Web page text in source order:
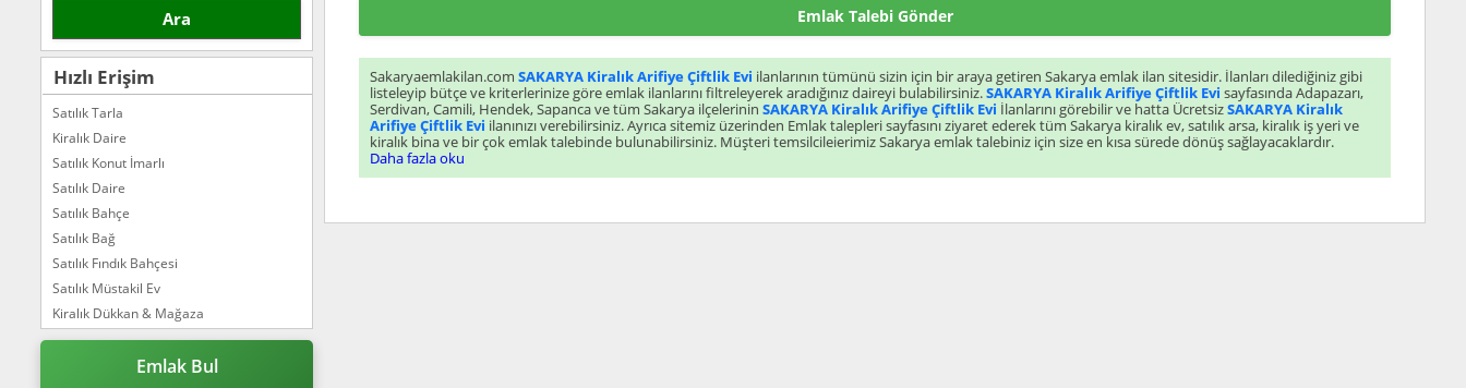
Ara
Hızlı Erişim
Satılık Tarla
Kiralık Daire
Satılık Konut İmarlı
Satılık Daire
Satılık Bahçe
Satılık Bağ
Satılık Fındık Bahçesi
Satılık Müstakil Ev
Kiralık Dükkan & Mağaza
Kiralık Büro & Ofis
Satılık BungalovEmlak Bul
Emlak Talebi Gönder
Sakaryaemlakilan.com SAKARYA Kiralık Arifiye Çiftlik Evi ilanlarının tümünü sizin için bir araya getiren Sakarya emlak ilan sitesidir. İlanları dilediğiniz gibi
listeleyip bütçe ve kriterlerinize göre emlak ilanlarını filtreleyerek aradığınız daireyi bulabilirsiniz.SAKARYA Kiralık Arifiye Çiftlik Evi sayfasında Adapazarı,
Serdivan, Camili, Hendek, Sapanca ve tüm Sakarya ilçelerinin SAKARYA Kiralık Arifiye Çiftlik Evi İlanlarını görebilir ve hatta ÜcretsizSAKARYA Kiralık
Arifiye Çiftlik Evi ilanınızı verebilirsiniz. Ayrıca sitemiz üzerinden Emlak talepleri sayfasını ziyaret ederek tüm Sakarya kiralık ev, satılık arsa, kiralık iş yeri ve
kiralık bina ve bir çok emlak talebinde bulunabilirsiniz. Müşteri temsilcileierimiz Sakarya emlak talebiniz için size en kısa sürede dönüş sağlayacaklardır.
Daha fazla oku